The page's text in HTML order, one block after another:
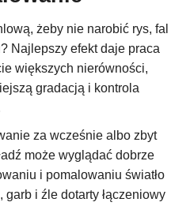
żeby nie narobić rys, fal
Najlepszy efekt daje praca
większych nierówności,
gradacją i kontrola
za wcześnie albo zbyt
może wyglądać dobrze
i pomalowaniu światło
i źle dotarty łączeniowy